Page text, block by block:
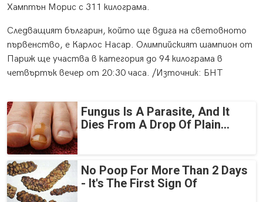
Хамптън Морис с 311 килограма.
Следващият българин, който ще вдига на световното
първенство, е Карлос Насар. Олимпийският шампион от
Париж ще участва в категория до 94 килограма в
четвъртък вечер от 20:30 часа. /Източник: БНТ
Fungus Is A Parasite, And It
Dies From A Drop Of Plain...
No Poop For More Than 2 Days
- It's The First Sign Of